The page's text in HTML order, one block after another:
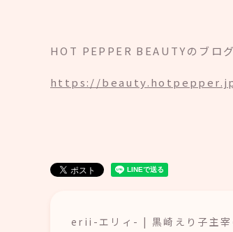
HOT PEPPER BEAUTYのブロ
https://
erii-エリィ- | 黒崎えり子主宰